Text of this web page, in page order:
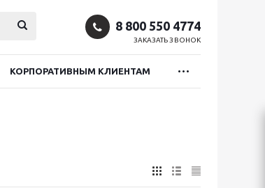
8 800 550 4774
ЗАКАЗАТЬ ЗВОНОК
КОРПОРАТИВНЫМ КЛИЕНТАМ